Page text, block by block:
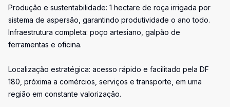
Produção e sustentabilidade: 1 hectare de roça irrigada por
sistema de aspersão, garantindo produtividade o ano todo.
Infraestrutura completa: poço artesiano, galpão de
ferramentas e oficina.
Localização estratégica: acesso rápido e facilitado pela DF
180, próxima a comércios, serviços e transporte, em uma
região em constante valorização.